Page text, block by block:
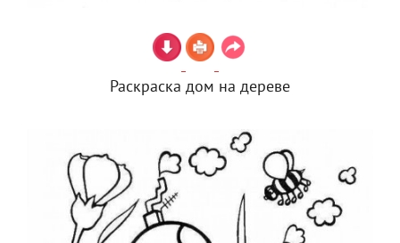
Раскраска дом на дереве